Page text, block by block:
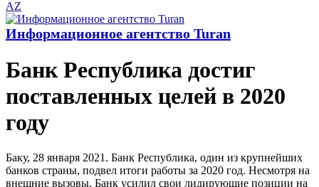
AZ
Информационное агентство Turan
Банк Республика достиг
поставленных целей в 2020
году
Баку, 28 января 2021. Банк Республика, один из крупнейших
банков страны, подвел итоги работы за 2020 год. Несмотря на
внешние вызовы, Банк усилил свои лидирующие позиции на